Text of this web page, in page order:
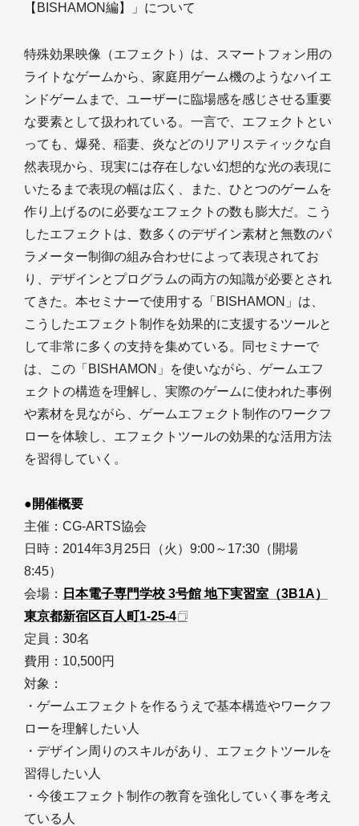
【BISHAMON編】」について
特殊効果映像（エフェクト）は、スマートフォン用の
ライトなゲームから、家庭用ゲーム機のようなハイエ
ンドゲームまで、ユーザーに臨場感を感じさせる重要
な要素として扱われている。一言で、エフェクトとい
っても、爆発、稲妻、炎などのリアリスティックな自
然表現から、現実には存在しない幻想的な光の表現に
いたるまで表現の幅は広く、また、ひとつのゲームを
作り上げるのに必要なエフェクトの数も膨大だ。こう
したエフェクトは、数多くのデザイン素材と無数のパ
ラメーター制御の組み合わせによって表現されてお
り、デザインとプログラムの両方の知識が必要とされ
てきた。本セミナーで使用する「BISHAMON」は、
こうしたエフェクト制作を効果的に支援するツールと
して非常に多くの支持を集めている。同セミナーで
は、この「BISHAMON」を使いながら、ゲームエフ
ェクトの構造を理解し、実際のゲームに使われた事例
や素材を見ながら、ゲームエフェクト制作のワークフ
ローを体験し、エフェクトツールの効果的な活用方法
を習得していく。
●開催概要
主催：CG-ARTS協会
日時：2014年3月25日（火）9:00～17:30（開場
8:45）
会場：
日本電子専門学校 3号館 地下実習室（3B1A）
東京都新宿区百人町1-25-4
定員：30名
費用：10,500円
対象：
・ゲームエフェクトを作るうえで基本構造やワークフ
ローを理解したい人
・デザイン周りのスキルがあり、エフェクトツールを
習得したい人
・今後エフェクト制作の教育を強化していく事を考え
ている人